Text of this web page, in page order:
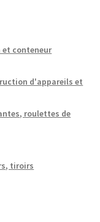
et conteneur
d'appareils et
roulettes de
tiroirs